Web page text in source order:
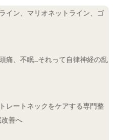
イン、マリオネットライン、ゴ
痛、不眠…それって自律神経の乱
レートネックをケアする専門整
善へ